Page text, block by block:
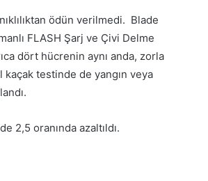
ödün verilmedi. Blade
FLASH Şarj ve Çivi Delme
dört hücrenin aynı anda, zorla
kaçak testinde de yangın veya
2,5 oranında azaltıldı.